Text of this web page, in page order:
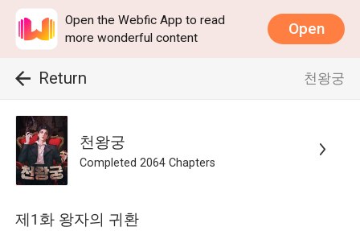
Open the Webfic App to read
more wonderful content
Open
Return 천왕궁
천왕궁
Completed 2064 Chapters
제1화 왕자의 귀환